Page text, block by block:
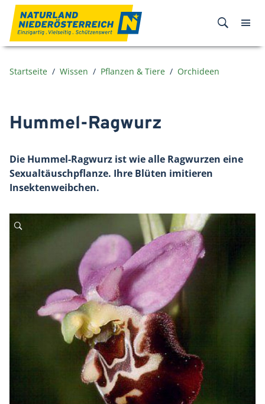
Zum Inhalt
Startseite Wissen Pflanzen & Tiere Orchideen
Hummel-Ragwurz
Die Hummel-Ragwurz ist wie alle Ragwurzen eine
Sexualtäuschpflanze. Ihre Blüten imitieren
Insektenweibchen.